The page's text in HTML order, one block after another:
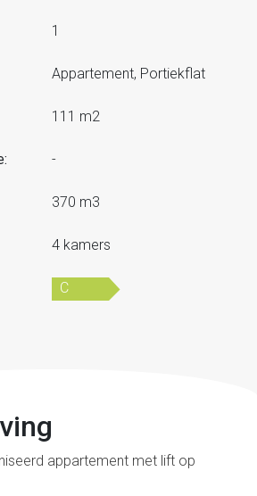
1
Appartement, Portiekflat
111 m2
-
370 m3
4 kamers
C
appartement met lift op